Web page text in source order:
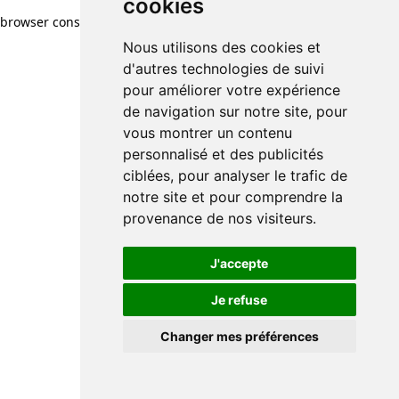
cookies
Nous utilisons des cookies et
d'autres technologies de suivi
pour améliorer votre expérience
de navigation sur notre site, pour
vous montrer un contenu
personnalisé et des publicités
ciblées, pour analyser le trafic de
notre site et pour comprendre la
provenance de nos visiteurs.
J'accepte
Je refuse
Changer mes préférences
browser console for more information)